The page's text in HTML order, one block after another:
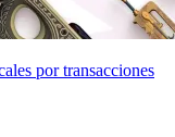
por transacciones